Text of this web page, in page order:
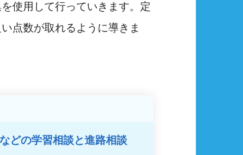
使用して行っていきます。定
点数が取れるように導きま
どの学習相談と進路相談